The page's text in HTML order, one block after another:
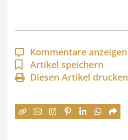
p
a
n
n
:
Kommentare anzeigen
Artikel speichern
Diesen Artikel drucken